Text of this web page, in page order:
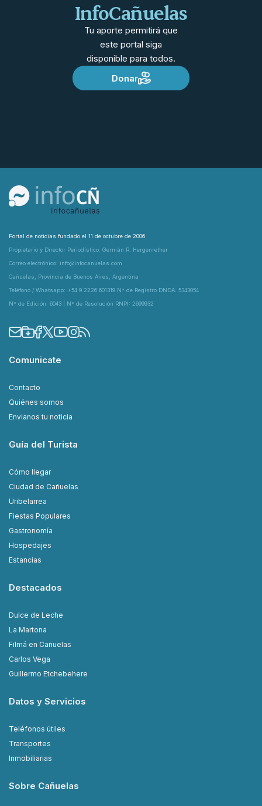
InfoCañuelas
Tu aporte permitirá que
este portal siga
disponible para todos.
Donar
Portal de noticias fundado el 11 de octubre de 2006
Propietario y Director Periodístico: Germán R. Hergenrether
Correo electrónico: info@infocanuelas.com
Cañuelas, Provincia de Buenos Aires, Argentina
Teléfono / Whatsapp: +54 9 2226 601319 N° de Registro DNDA: 5343054
N° de Edición: 6043 | N° de Resolución RNPI: 2699932
Comunicate
Contacto
Quiénes somos
Envianos tu noticia
Guía del Turista
Cómo llegar
Ciudad de Cañuelas
Uribelarrea
Fiestas Populares
Gastronomía
Hospedajes
Estancias
Destacados
Dulce de Leche
La Martona
Filmá en Cañuelas
Carlos Vega
Guillermo Etchebehere
Datos y Servicios
Teléfonos útiles
Transportes
Inmobiliarias
Sobre Cañuelas